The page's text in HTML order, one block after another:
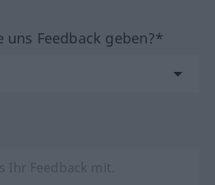
uns Feedback geben?*